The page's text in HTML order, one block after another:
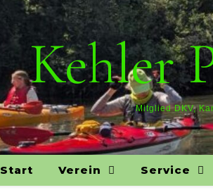
Kehler
Mitglied DKV,
Start Verein Service